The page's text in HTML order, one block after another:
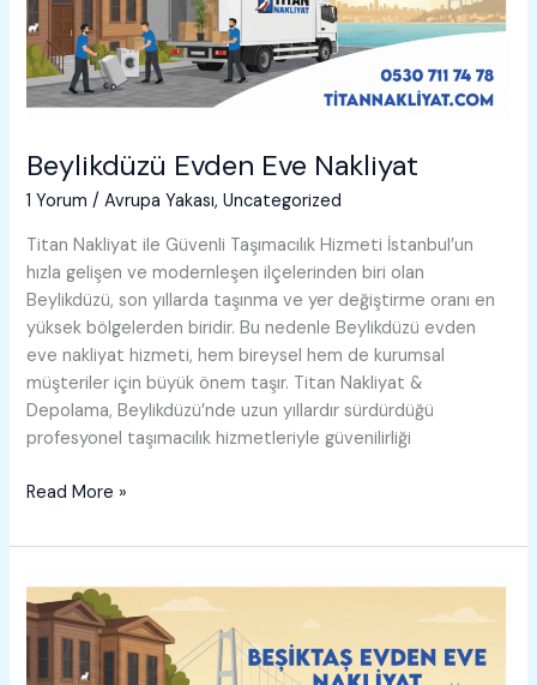
Beylikdüzü Evden Eve Nakliyat
1 Yorum /Avrupa Yakası,Uncategorized
Titan Nakliyat ile Güvenli Taşımacılık Hizmeti İstanbul’un
hızla gelişen ve modernleşen ilçelerinden biri olan
Beylikdüzü, son yıllarda taşınma ve yer değiştirme oranı en
yüksek bölgelerden biridir. Bu nedenle Beylikdüzü evden
eve nakliyat hizmeti, hem bireysel hem de kurumsal
müşteriler için büyük önem taşır. Titan Nakliyat &
Depolama, Beylikdüzü’nde uzun yıllardır sürdürdüğü
profesyonel taşımacılık hizmetleriyle güvenilirliği
Beylikdüzü
Eve
Read More »